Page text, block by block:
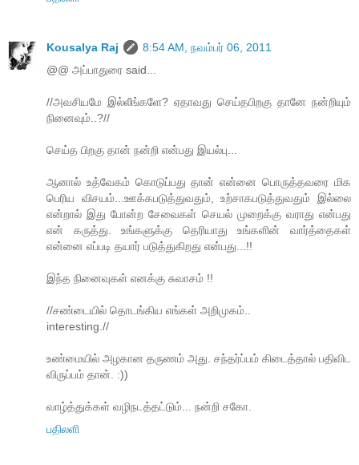
Kousalya Raj
8:54 AM, நவம்பர் 06, 2011
@@ அப்பாதுரை said...
//அவசியமே இல்லீங்களே? ஏதாவது செய்தபிறகு தானே நன்றியும்
நினைவும்..?//
செய்த பிறகு தான் நன்றி என்பது இயல்பு...
ஆனால் உத்வேகம் கொடுப்பது தான் என்னை பொருத்தவரை மிக
பெரிய விசயம்...ஊக்கபடுத்துவதும், உற்சாகபடுத்துவதும் இல்லை
என்றால் இது போன்ற சேவைகள் செயல் முறைக்கு வராது என்பது
என் கருத்து. உங்களுக்கு தெரியாது உங்களின் வார்த்தைகள்
என்னை எப்படி தயார் படுத்துகிறது என்பது...!!
இந்த நினைவுகள் எனக்கு சுவாசம் !!
//சண்டையில் தொடங்கிய எங்கள் அறிமுகம்..
interesting.//
உண்மையில் அழகான தருணம் அது. சந்தர்ப்பம் கிடைத்தால் பதிவிட
விருப்பம் தான். :))
வாழ்த்துக்கள் வழிநடத்தட்டும்... நன்றி சகோ.
பதிலளி